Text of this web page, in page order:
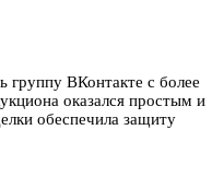
группу ВКонтакте с более
оказался простым и
обеспечила защиту